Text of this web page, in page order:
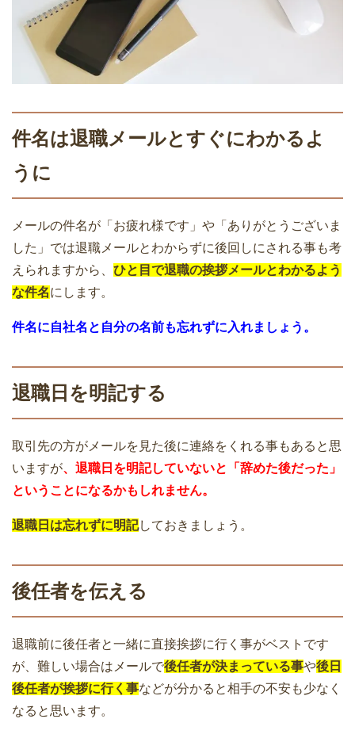
件名は退職メールとすぐにわかるよ
うに
メールの件名が「お疲れ様です」や「ありがとうございま
した」では退職メールとわからずに後回しにされる事も考
えられますから、 ひと目で退職の挨拶メールとわかるよう
な件名にします。
件名に自社名と自分の名前も忘れずに入れましょう。
退職日を明記する
取引先の方がメールを見た後に連絡をくれる事もあると思
いますが、退職日を明記していないと「辞めた後だった」
ということになるかもしれません。
退職日は忘れずに明記しておきましょう。
後任者を伝える
退職前に後任者と一緒に直接挨拶に行く事がベストです
が、難しい場合はメールで後任者が決まっている事や後日
後任者が挨拶に行く事などが分かると相手の不安も少なく
なると思います。